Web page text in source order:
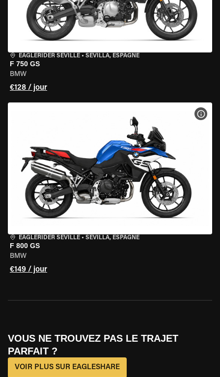
EAGLERIDER SEVILLE • SEVILLA, ESPAGNE
F 750 GS
BMW
€128 / jour
EAGLERIDER SEVILLE • SEVILLA, ESPAGNE
F 800 GS
BMW
€149 / jour
VOUS NE TROUVEZ PAS LE TRAJET
PARFAIT ?
VOIR PLUS SUR EAGLESHARE